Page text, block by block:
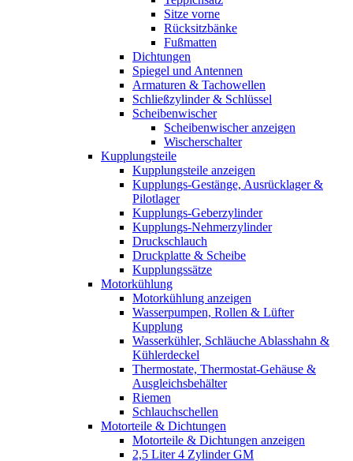
Sitze vorne
Rücksitzbänke
Fußmatten
Dichtungen
Spiegel und Antennen
Armaturen & Tachowellen
Schließzylinder & Schlüssel
Scheibenwischer
Scheibenwischer anzeigen
Wischerschalter
Kupplungsteile
Kupplungsteile anzeigen
Kupplungs-Gestänge, Ausrücklager &
Pilotlager
Kupplungs-Geberzylinder
Kupplungs-Nehmerzylinder
Druckschlauch
Druckplatte & Scheibe
Kupplungssätze
Motorkühlung
Motorkühlung anzeigen
Wasserpumpen, Rollen & Lüfter
Kupplung
Wasserkühler, Schläuche Ablasshahn &
Kühlerdeckel
Thermostate, Thermostat-Gehäuse &
Ausgleichsbehälter
Riemen
Schlauchschellen
Motorteile & Dichtungen
Motorteile & Dichtungen anzeigen
2,5 Liter 4 Zylinder GM